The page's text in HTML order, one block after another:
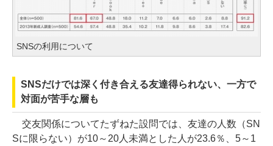
SNSの利用について
SNSだけでは深く付き合える友達得られない、一方で
対面が苦手な層も
交友関係についてたずねた設問では、友達の人数（SN
Sに限らない）が10～20人未満とした人が23.6％、5～1